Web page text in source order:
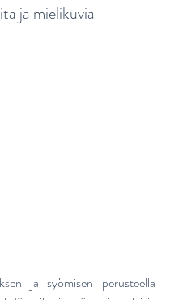
ja mielikuvia
ja syömisen perusteella